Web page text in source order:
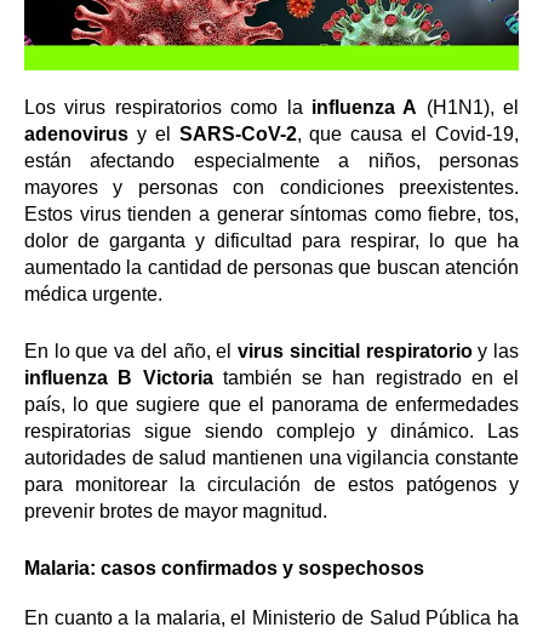
Los virus respiratorios como la influenza A (H1N1), el
adenovirus y el SARS-CoV-2, que causa el Covid-19,
están afectando especialmente a niños, personas
mayores y personas con condiciones preexistentes.
Estos virus tienden a generar síntomas como fiebre, tos,
dolor de garganta y dificultad para respirar, lo que ha
aumentado la cantidad de personas que buscan atención
médica urgente.
En lo que va del año, elvirus sincitial respiratorioy las
influenza B Victoriatambién se han registrado en el
país, lo que sugiere que el panorama de enfermedades
respiratorias sigue siendo complejo y dinámico. Las
autoridades de salud mantienen una vigilancia constante
para monitorear la circulación de estos patógenos y
prevenir brotes de mayor magnitud.
Malaria: casos confirmados y sospechosos
En cuanto a la malaria, el Ministerio de Salud Pública ha